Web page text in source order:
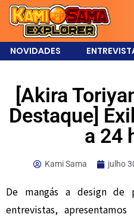
NOVIDADES
[Akira
Destaque]
a 24
Kami Sama julho
De mangás a design de
entrevistas,